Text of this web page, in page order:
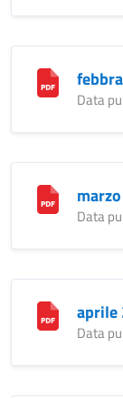
Data
Data
aprile
Data